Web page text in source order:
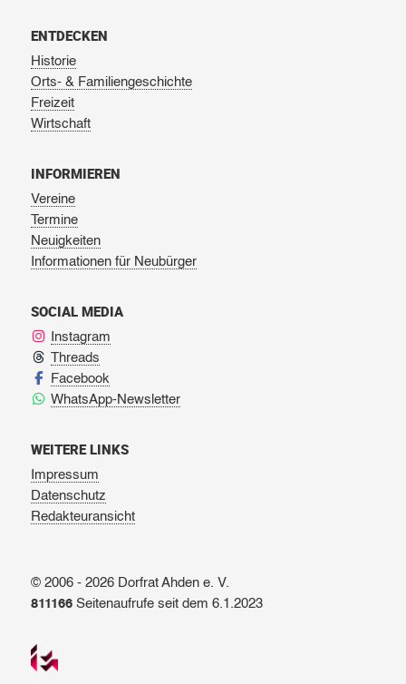
ENTDECKEN
Historie
Orts- & Familiengeschichte
Freizeit
Wirtschaft
INFORMIEREN
Vereine
Termine
Neuigkeiten
Informationen für Neubürger
SOCIAL MEDIA
Instagram
Threads
Facebook
WhatsApp-Newsletter
WEITERE LINKS
Impressum
Datenschutz
Redakteuransicht
© 2006 - 2026 Dorfrat Ahden e. V.
811166Seitenaufrufe seit dem 6.1.2023